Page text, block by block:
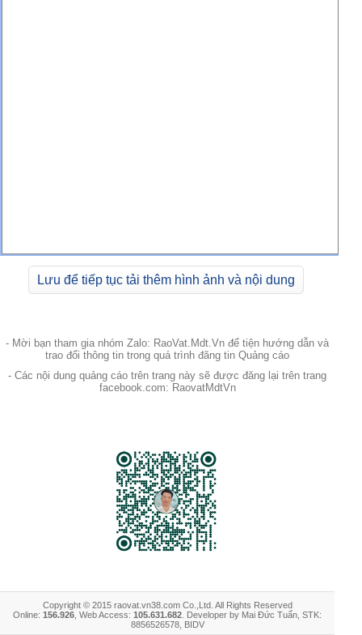
Lưu để tiếp tục tải thêm hình ảnh và nội dung
- Mời bạn tham gia nhóm Zalo: RaoVat.Mdt.Vn để tiện hướng dẫn và
trao đổi thông tin trong quá trình đăng tin Quảng cáo
- Các nội dung quảng cáo trên trang này sẽ được đăng lại trên trang
facebook.com: RaovatMdtVn
Copyright © 2015 raovat.vn38.com Co.,Ltd. All Rights Reserved
Online: 156.926 , Web Access: 105.631.682 . Developer by Mai Đức Tuấn, STK:
8856526578, BIDV